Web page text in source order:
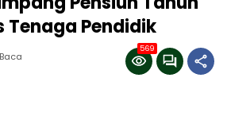
Tenaga Pendidik
569